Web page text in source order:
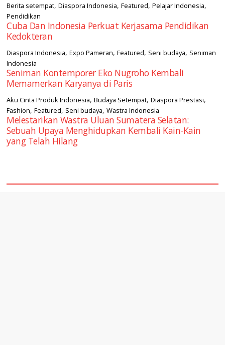
Berita setempat,Diaspora Indonesia,Featured,Pelajar Indonesia,
Pendidikan
Cuba Dan Indonesia Perkuat Kerjasama Pendidikan
Kedokteran
Diaspora Indonesia,Expo Pameran,Featured, Seni budaya, Seniman
Indonesia
Seniman Kontemporer Eko Nugroho Kembali
Memamerkan Karyanya di Paris
Aku Cinta Produk Indonesia,Budaya Setempat,Diaspora Prestasi,
Fashion,Featured, Seni budaya,Wastra Indonesia
Melestarikan Wastra Uluan Sumatera Selatan:
Sebuah Upaya Menghidupkan Kembali Kain-Kain
yang Telah Hilang